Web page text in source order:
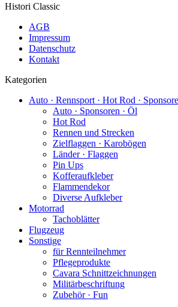
Histori Classic
AGB
Impressum
Datenschutz
Kontakt
Kategorien
Auto · Rennsport · Hot Rod ·
Auto · Sponsoren · Öl
Hot Rod
Rennen und Strecken
Zielflaggen · Karobögen
Länder · Flaggen
Pin Ups
Kofferaufkleber
Flammendekor
Diverse Aufkleber
Motorrad
Tachoblätter
Flugzeug
Sonstige
für Rennteilnehmer
Pflegeprodukte
Cavara Schnittzeichnungen
Militärbeschriftung
Zubehör · Fun